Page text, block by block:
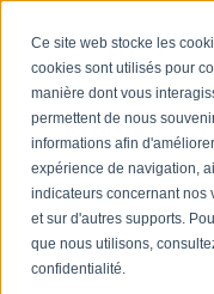
Ce site web stocke les
cookies sont utilisés pour
manière dont vous
permettent de nous
informations afin
expérience de navigation,
indicateurs concernant nos
et sur d'autres supports.
que nous utilisons,
confidentialité.